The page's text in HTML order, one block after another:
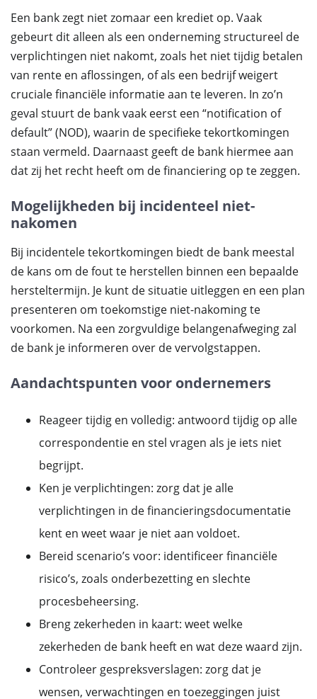
Een bank zegt niet zomaar een krediet op. Vaak
gebeurt dit alleen als een onderneming structureel de
verplichtingen niet nakomt, zoals het niet tijdig betalen
van rente en aflossingen, of als een bedrijf weigert
cruciale financiële informatie aan te leveren. In zo’n
geval stuurt de bank vaak eerst een “notification of
default” (NOD), waarin de specifieke tekortkomingen
staan vermeld. Daarnaast geeft de bank hiermee aan
dat zij het recht heeft om de financiering op te zeggen.
Mogelijkheden bij incidenteel niet-
nakomen
Bij incidentele tekortkomingen biedt de bank meestal
de kans om de fout te herstellen binnen een bepaalde
hersteltermijn. Je kunt de situatie uitleggen en een plan
presenteren om toekomstige niet-nakoming te
voorkomen. Na een zorgvuldige belangenafweging zal
de bank je informeren over de vervolgstappen.
Aandachtspunten voor ondernemers
Reageer tijdig en volledig: antwoord tijdig op alle
correspondentie en stel vragen als je iets niet
begrijpt.
Ken je verplichtingen: zorg dat je alle
verplichtingen in de financieringsdocumentatie
kent en weet waar je niet aan voldoet.
Bereid scenario’s voor: identificeer financiële
risico’s, zoals onderbezetting en slechte
procesbeheersing.
Breng zekerheden in kaart: weet welke
zekerheden de bank heeft en wat deze waard zijn.
Controleer gespreksverslagen: zorg dat je
wensen, verwachtingen en toezeggingen juist